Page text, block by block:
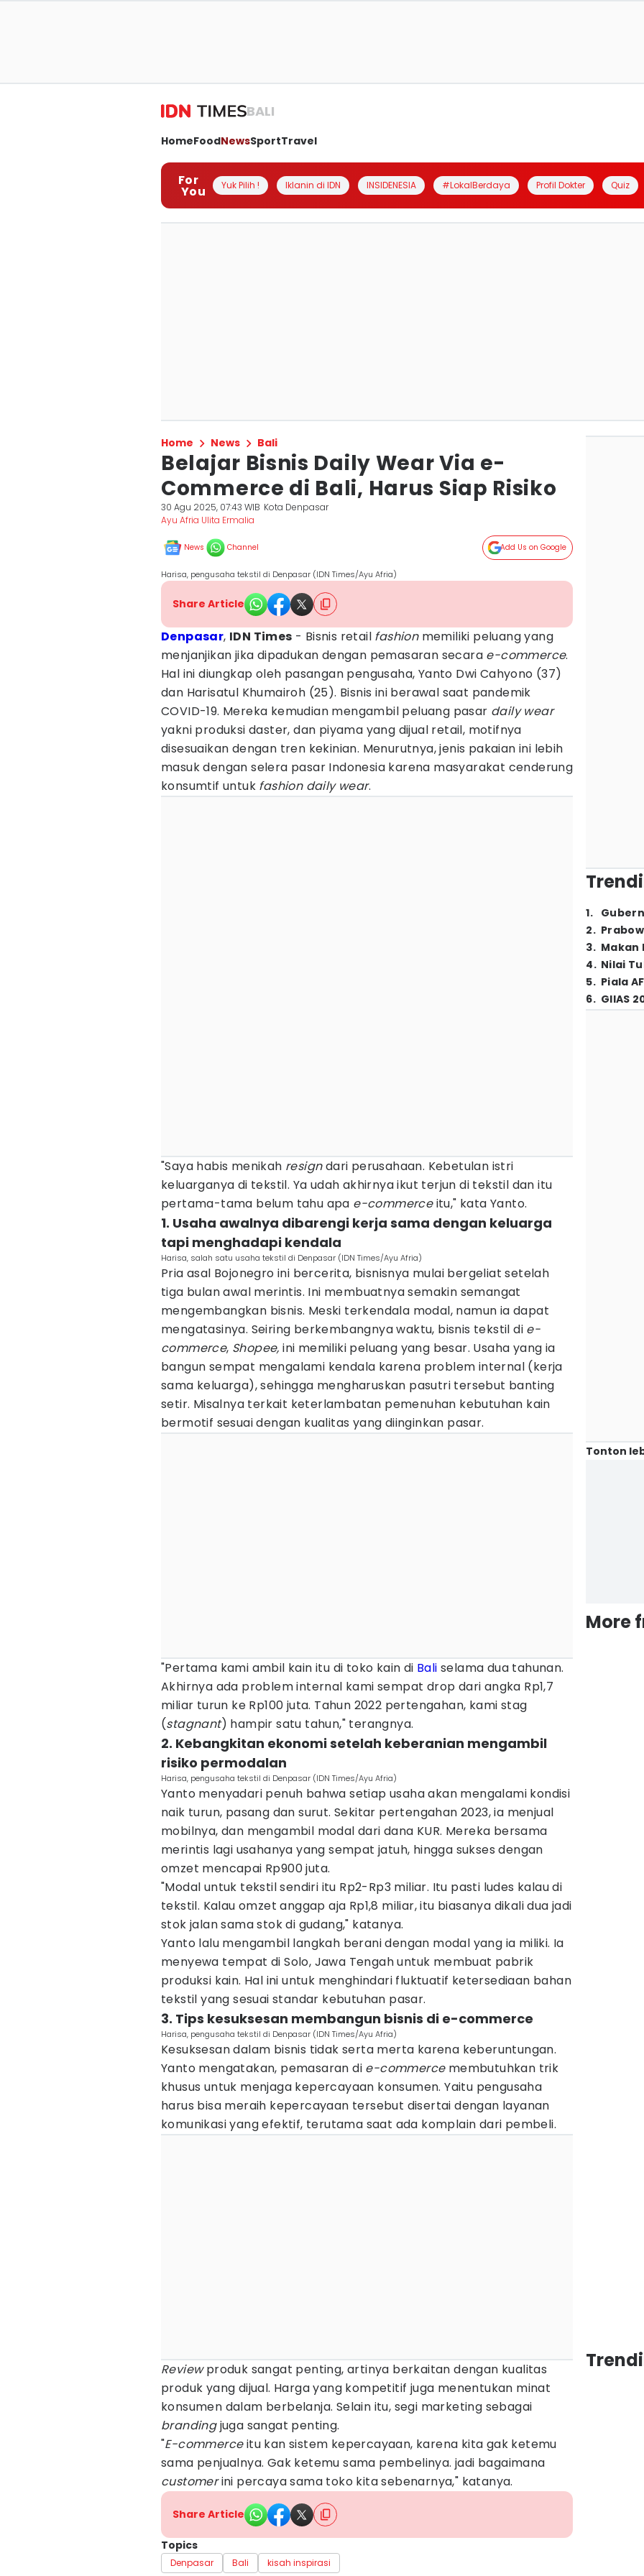
BALI
HomeFoodNewsSportTravel
For
You Yuk Pilih ! Iklanin di IDN INSIDENESIA #LokalBerdaya Profil Dokter Quiz
Home News Bali
Belajar Bisnis Daily Wear Via e-
Commerce di Bali, Harus Siap Risiko
30 Agu 2025, 07:43 WIB Kota Denpasar
Ayu Afria Ulita Ermalia
News Channel Add Us on Google
Harisa, pengusaha tekstil di Denpasar (IDN Times/Ayu Afria)
Share Article
Denpasar, IDN Times - Bisnis retail fashionmemiliki peluang yang
menjanjikan jika dipadukan dengan pemasaran secara e-commerce.
Hal ini diungkap oleh pasangan pengusaha, Yanto Dwi Cahyono (37)
dan Harisatul Khumairoh (25). Bisnis ini berawal saat pandemik
COVID-19. Mereka kemudian mengambil peluang pasar daily wear
yakni produksi daster, dan piyama yang dijual retail, motifnya
disesuaikan dengan tren kekinian. Menurutnya, jenis pakaian ini lebih
masuk dengan selera pasar Indonesia karena masyarakat cenderung
konsumtif untuk fashion daily wear.
"Saya habis menikah resigndari perusahaan. Kebetulan istri
keluarganya di tekstil. Ya udah akhirnya ikut terjun di tekstil dan itu
pertama-tama belum tahu apa e-commerceitu," kata Yanto.
1. Usaha awalnya dibarengi kerja sama dengan keluarga
tapi menghadapi kendala
Harisa, salah satu usaha tekstil di Denpasar (IDN Times/Ayu Afria)
Pria asal Bojonegro ini bercerita, bisnisnya mulai bergeliat setelah
tiga bulan awal merintis. Ini membuatnya semakin semangat
mengembangkan bisnis. Meski terkendala modal, namun ia dapat
mengatasinya. Seiring berkembangnya waktu, bisnis tekstil di e-
commerce, Shopee, ini memiliki peluang yang besar. Usaha yang ia
bangun sempat mengalami kendala karena problem internal (kerja
sama keluarga), sehingga mengharuskan pasutri tersebut banting
setir. Misalnya terkait keterlambatan pemenuhan kebutuhan kain
bermotif sesuai dengan kualitas yang diinginkan pasar.
"Pertama kami ambil kain itu di toko kain di Bali selama dua tahunan.
Akhirnya ada problem internal kami sempat drop dari angka Rp1,7
miliar turun ke Rp100 juta. Tahun 2022 pertengahan, kami stag
(stagnant) hampir satu tahun," terangnya.
2. Kebangkitan ekonomi setelah keberanian mengambil
risiko permodalan
Harisa, pengusaha tekstil di Denpasar (IDN Times/Ayu Afria)
Yanto menyadari penuh bahwa setiap usaha akan mengalami kondisi
naik turun, pasang dan surut. Sekitar pertengahan 2023, ia menjual
mobilnya, dan mengambil modal dari dana KUR. Mereka bersama
merintis lagi usahanya yang sempat jatuh, hingga sukses dengan
omzet mencapai Rp900 juta.
"Modal untuk tekstil sendiri itu Rp2-Rp3 miliar. Itu pasti ludes kalau di
tekstil. Kalau omzet anggap aja Rp1,8 miliar, itu biasanya dikali dua jadi
stok jalan sama stok di gudang," katanya.
Yanto lalu mengambil langkah berani dengan modal yang ia miliki. Ia
menyewa tempat di Solo, Jawa Tengah untuk membuat pabrik
produksi kain. Hal ini untuk menghindari fluktuatif ketersediaan bahan
tekstil yang sesuai standar kebutuhan pasar.
3. Tips kesuksesan membangun bisnis di e-commerce
Harisa, pengusaha tekstil di Denpasar (IDN Times/Ayu Afria)
Kesuksesan dalam bisnis tidak serta merta karena keberuntungan.
Yanto mengatakan, pemasaran di e-commercemembutuhkan trik
khusus untuk menjaga kepercayaan konsumen. Yaitu pengusaha
harus bisa meraih kepercayaan tersebut disertai dengan layanan
komunikasi yang efektif, terutama saat ada komplain dari pembeli.
Reviewproduk sangat penting, artinya berkaitan dengan kualitas
produk yang dijual. Harga yang kompetitif juga menentukan minat
konsumen dalam berbelanja. Selain itu, segi marketing sebagai
brandingjuga sangat penting.
"E-commerceitu kan sistem kepercayaan, karena kita gak ketemu
sama penjualnya. Gak ketemu sama pembelinya. jadi bagaimana
customerini percaya sama toko kita sebenarnya," katanya.
Share Article
Topics
Denpasar Bali kisah inspirasi
1.
2.
3. Makan
4. Nilai
5. Piala
6. GIIAS
Tonton
More